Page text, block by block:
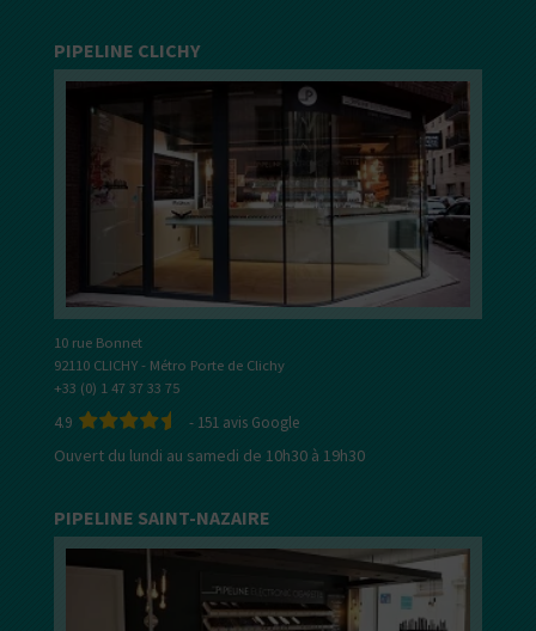
PIPELINE CLICHY
10 rue Bonnet
92110 CLICHY - Métro Porte de Clichy
+33 (0) 1 47 37 33 75
4.9 - 151 avis Google
Ouvert du lundi au samedi de 10h30 à 19h30
PIPELINE SAINT-NAZAIRE